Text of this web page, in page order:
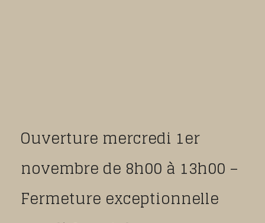
Ouverture mercredi 1er
novembre de 8h00 à 13h00 –
Fermeture exceptionnelle